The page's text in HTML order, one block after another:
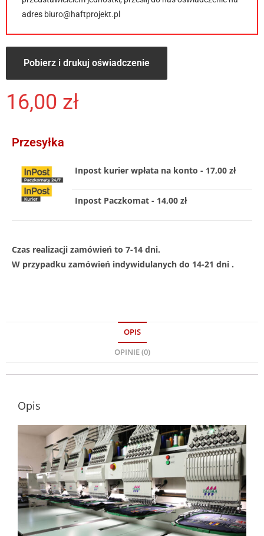
adres biuro@haftprojekt.pl
Pobierz i drukuj oświadczenie
16,00 zł
Przesyłka
Inpost kurier wpłata na konto - 17,00 zł
Inpost Paczkomat - 14,00 zł
Czas realizacji zamówień to 7-14 dni.
W przypadku zamówień indywidulanych do 14-21 dni .
OPIS
OPINIE (0)
Opis